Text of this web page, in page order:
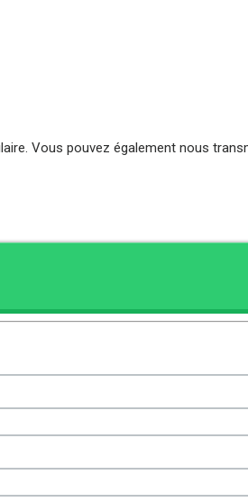
Vous pouvez également nous